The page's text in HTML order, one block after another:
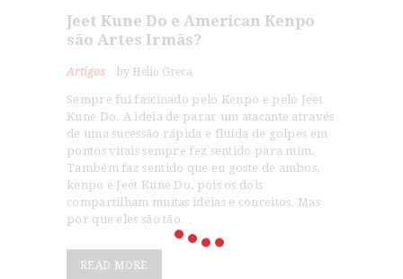
Jeet Kune Do e American Kenpo
são Artes Irmãs?
Artigos by Helio Greca
Sempre fui fascinado pelo Kenpo e pelo Jeet
Kune Do. A ideia de parar um atacante através
de uma sucessão rápida e fluída de golpes em
pontos vitais sempre fez sentido para mim.
Também faz sentido que eu goste de ambos,
kenpo e Jeet Kune Do, pois os dois
compartilham muitas ideias e conceitos. Mas
por que eles são tão…
READ MORE